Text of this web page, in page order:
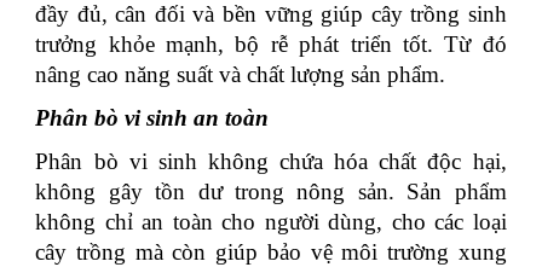
đầy đủ, cân đối và bền vững giúp cây trồng sinh
trưởng khỏe mạnh, bộ rễ phát triển tốt. Từ đó
nâng cao năng suất và chất lượng sản phẩm.
Phân bò vi sinh an toàn
Phân bò vi sinh không chứa hóa chất độc hại,
không gây tồn dư trong nông sản. Sản phẩm
không chỉ an toàn cho người dùng, cho các loại
cây trồng mà còn giúp bảo vệ môi trường xung